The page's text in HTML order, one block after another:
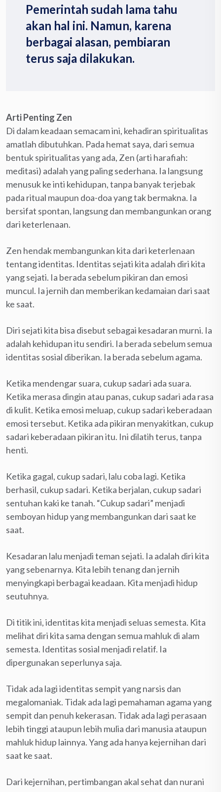
Pemerintah sudah lama tahu
akan hal ini. Namun, karena
berbagai alasan, pembiaran
terus saja dilakukan.
Arti Penting Zen
Di dalam keadaan semacam ini, kehadiran spiritualitas
amatlah dibutuhkan. Pada hemat saya, dari semua
bentuk spiritualitas yang ada, Zen (arti harafiah:
meditasi) adalah yang paling sederhana. Ia langsung
menusuk ke inti kehidupan, tanpa banyak terjebak
pada ritual maupun doa-doa yang tak bermakna. Ia
bersifat spontan, langsung dan membangunkan orang
dari keterlenaan.
Zen hendak membangunkan kita dari keterlenaan
tentang identitas. Identitas sejati kita adalah diri kita
yang sejati. Ia berada sebelum pikiran dan emosi
muncul. Ia jernih dan memberikan kedamaian dari saat
ke saat.
Diri sejati kita bisa disebut sebagai kesadaran murni. Ia
adalah kehidupan itu sendiri. Ia berada sebelum semua
identitas sosial diberikan. Ia berada sebelum agama.
Ketika mendengar suara, cukup sadari ada suara.
Ketika merasa dingin atau panas, cukup sadari ada rasa
di kulit. Ketika emosi meluap, cukup sadari keberadaan
emosi tersebut. Ketika ada pikiran menyakitkan, cukup
sadari keberadaan pikiran itu. Ini dilatih terus, tanpa
henti.
Ketika gagal, cukup sadari, lalu coba lagi. Ketika
berhasil, cukup sadari. Ketika berjalan, cukup sadari
sentuhan kaki ke tanah. “Cukup sadari” menjadi
semboyan hidup yang membangunkan dari saat ke
saat.
Kesadaran lalu menjadi teman sejati. Ia adalah diri kita
yang sebenarnya. Kita lebih tenang dan jernih
menyingkapi berbagai keadaan. Kita menjadi hidup
seutuhnya.
Di titik ini, identitas kita menjadi seluas semesta. Kita
melihat diri kita sama dengan semua mahluk di alam
semesta. Identitas sosial menjadi relatif. Ia
dipergunakan seperlunya saja.
Tidak ada lagi identitas sempit yang narsis dan
megalomaniak. Tidak ada lagi pemahaman agama yang
sempit dan penuh kekerasan. Tidak ada lagi perasaan
lebih tinggi ataupun lebih mulia dari manusia ataupun
mahluk hidup lainnya. Yang ada hanya kejernihan dari
saat ke saat.
Dari kejernihan, pertimbangan akal sehat dan nurani